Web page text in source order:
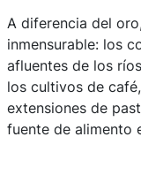
A diferencia del
inmensurable: los
afluentes de los
los cultivos de
extensiones de
fuente de alimento